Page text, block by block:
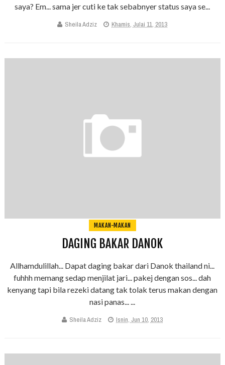
saya? Em... sama jer cuti ke tak sebabnyer status saya se...
Sheila Adziz Khamis, Julai 11, 2013
MAKAN-MAKAN
DAGING BAKAR DANOK
Allhamdulillah... Dapat daging bakar dari Danok thailand ni...
fuhhh memang sedap menjilat jari... pakej dengan sos... dah
kenyang tapi bila rezeki datang tak tolak terus makan dengan
nasi panas... ...
Sheila Adziz Isnin, Jun 10, 2013